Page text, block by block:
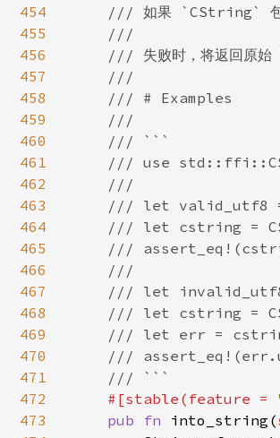
454
455
456
457
458
459
460
461
462
463
464
465
466
467
468
469
470
471
472
473
/// 如果 `CString` 包
    ///
/// 失败时，将返回原
    ///
    /// # Examples
    ///
    /// ```
/// use
    ///
/// let valid_utf8
/// let cstring =
///
    ///
/// let
/// let cstring =
/// let err =
///
    /// ```
#[stable(feature =
pub fn into_string(